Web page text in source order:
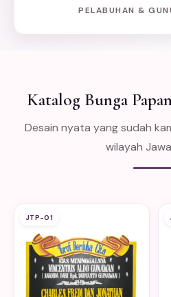
PELABUHAN &
Katalog Bunga
Desain nyata yang sudah
wilayah
JTP-01